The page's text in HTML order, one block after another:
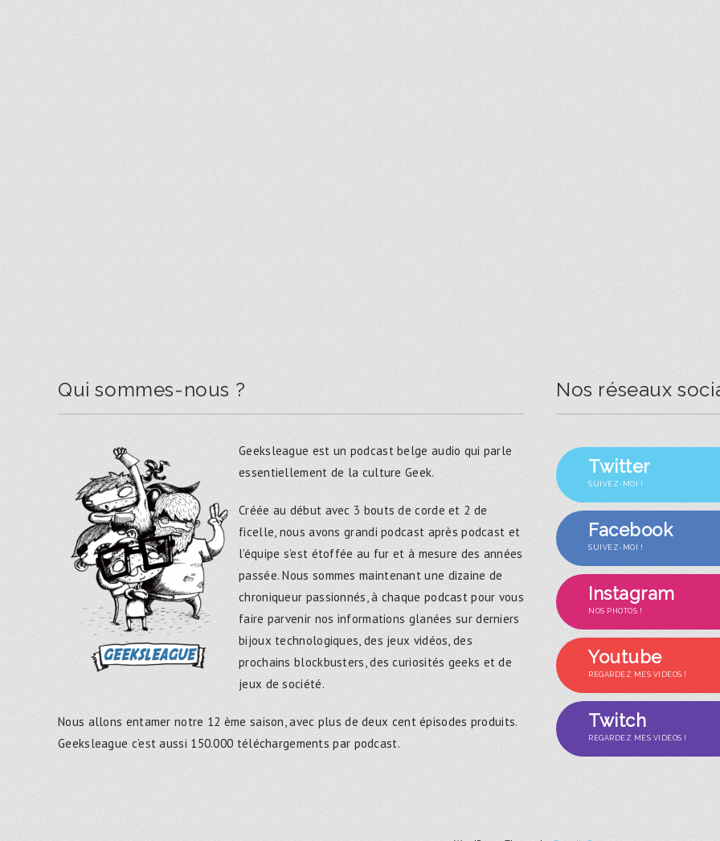
Qui sommes-nous ?
Geeksleague est un podcast belge audio qui parle
essentiellement de la culture Geek.
Créée au début avec 3 bouts de corde et 2 de
ficelle, nous avons grandi podcast après podcast et
l’équipe s’est étoffée au fur et à mesure des années
passée. Nous sommes maintenant une dizaine de
chroniqueur passionnés, à chaque podcast pour vous
faire parvenir nos informations glanées sur derniers
bijoux technologiques, des jeux vidéos, des
prochains blockbusters, des curiosités geeks et de
jeux de société.
Nous allons entamer notre 12 ème saison, avec plus de deux cent épisodes produits.
Geeksleague c’est aussi 150.000 téléchargements par podcast.
Nos réseaux
Twitter
SUIVEZ-MOI !
Facebook
SUIVEZ-MOI !
Instagram
NOS PHOTOS !
Youtube
REGARDEZ MES VIDÉOS !
Twitch
REGARDEZ MES VIDÉOS !